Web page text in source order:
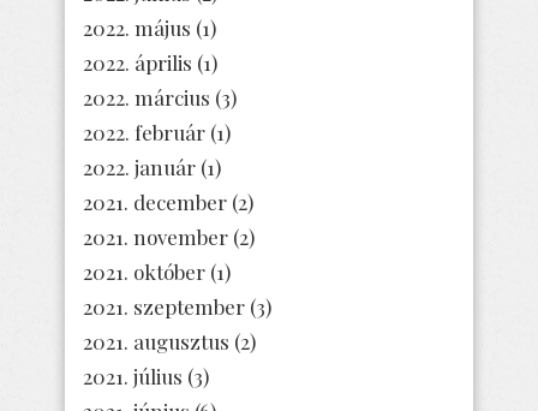
2022. május (1)
2022. április (1)
2022. március (3)
2022. február (1)
2022. január (1)
2021. december (2)
2021. november (2)
2021. október (1)
2021. szeptember (3)
2021. augusztus (2)
2021. július (3)